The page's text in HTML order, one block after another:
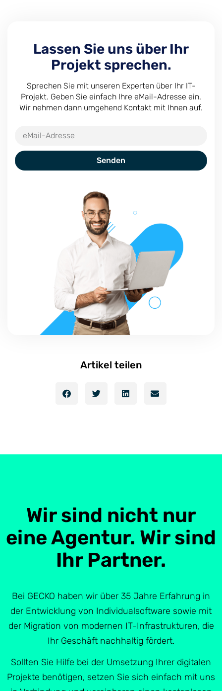
Lassen Sie uns über Ihr
Projekt sprechen.
Sprechen Sie mit unseren Experten über Ihr IT-
Projekt. Geben Sie einfach Ihre eMail-Adresse ein.
Wir nehmen dann umgehend Kontakt mit Ihnen auf.
Senden
Artikel teilen
Wir sind nicht nur
eine Agentur. Wir sind
Ihr Partner.
Bei GECKO haben wir über 35 Jahre Erfahrung in
der Entwicklung von Individualsoftware sowie mit
der Migration von modernen IT-Infrastrukturen, die
Ihr Geschäft nachhaltig fördert.
Sollten Sie Hilfe bei der Umsetzung Ihrer digitalen
Projekte benötigen, setzen Sie sich einfach mit uns